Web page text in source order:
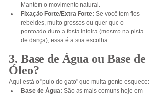
Mantém o movimento natural.
Fixação Forte/Extra Forte: Se você tem fios
rebeldes, muito grossos ou quer que o
penteado dure a festa inteira (mesmo na pista
de dança), essa é a sua escolha.
3. Base de Água ou Base de
Óleo?
Aqui está o "pulo do gato" que muita gente esquece:
Base de Água: São as mais comuns hoje em